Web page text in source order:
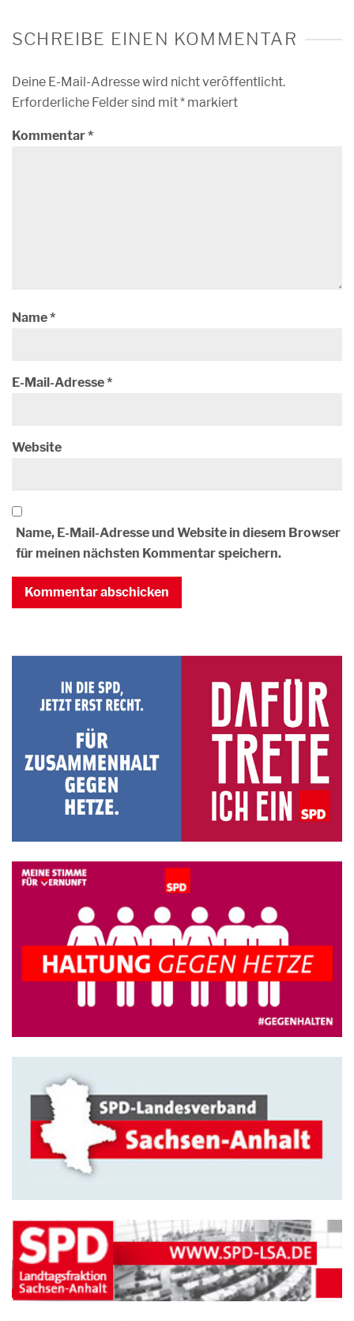
SCHREIBE EINEN KOMMENTAR
Deine E-Mail-Adresse wird nicht veröffentlicht.
Erforderliche Felder sind mit* markiert
Kommentar*
Name*
E-Mail-Adresse*
Website
Name, E-Mail-Adresse und Website in diesem Browser
für meinen nächsten Kommentar speichern.